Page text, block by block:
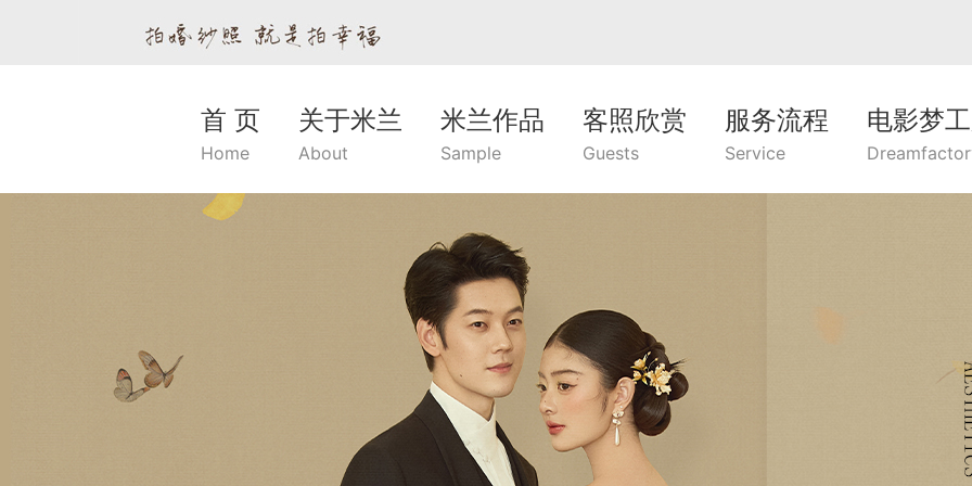
首 页
Home
关于米兰
About
米兰作品
Sample
客照欣赏
Guests
服务流程
Service
电影梦